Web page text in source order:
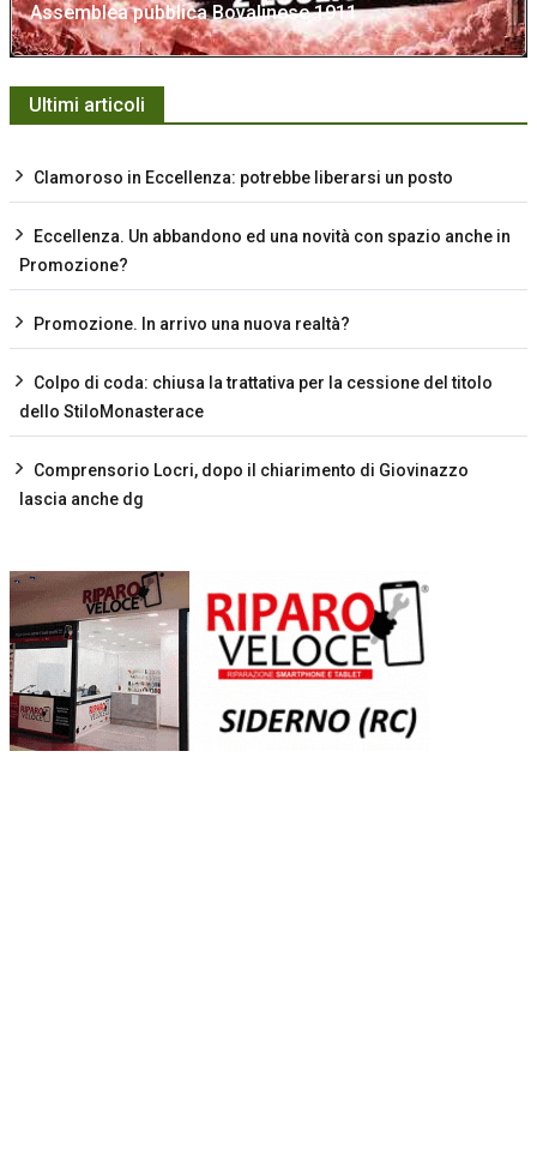
Assemblea pubblica Bovalinese 1911
Ultimi articoli
Clamoroso in Eccellenza: potrebbe liberarsi un posto
Eccellenza. Un abbandono ed una novità con spazio anche in
Promozione?
Promozione. In arrivo una nuova realtà?
Colpo di coda: chiusa la trattativa per la cessione del titolo
dello StiloMonasterace
Comprensorio Locri, dopo il chiarimento di Giovinazzo
lascia anche dg